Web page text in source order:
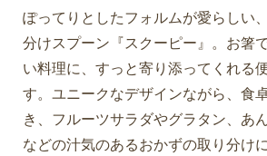
ぽってりとしたフォルムが愛らしい
分けスプーン『スクーピー』。お箸
い料理に、すっと寄り添ってくれる
す。ユニークなデザインながら、食
き、フルーツサラダやグラタン、あ
などの汁気のあるおかずの取り分け